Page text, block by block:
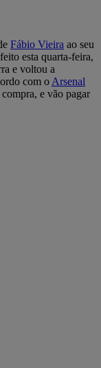
Fábio Vieira ao seu
esta quarta-feira,
e voltou a
com o Arsenal
e vão pagar